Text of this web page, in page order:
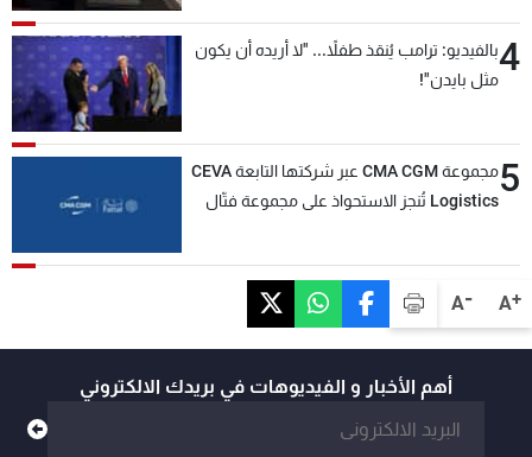
A+
A-
4بالفيديو: ترامب يُنقذ طفلاً... "لا أريده أن يكون
مثل بايدن"!
5
مجموعة CMA CGM عبر شركتها التابعة CEVA
Logistics تُنجز الاستحواذ على مجموعة فتّال
أهم الأخبار و الفيديوهات في بريدك الالكتروني